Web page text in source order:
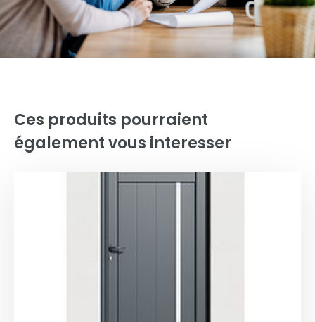
Ces produits pourraient
également vous interesser